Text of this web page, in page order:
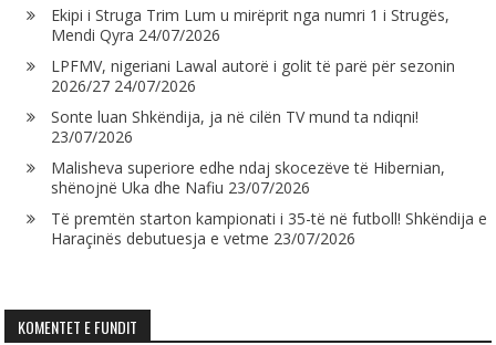
Ekipi i Struga Trim Lum u mirëprit nga numri 1 i Strugës,
Mendi Qyra 24/07/2026
LPFMV, nigeriani Lawal autorë i golit të parë për sezonin
2026/27 24/07/2026
Sonte luan Shkëndija, ja në cilën TV mund ta ndiqni!
23/07/2026
Malisheva superiore edhe ndaj skocezëve të Hibernian,
shënojnë Uka dhe Nafiu 23/07/2026
Të premtën starton kampionati i 35-të në futboll! Shkëndija e
Haraçinës debutuesja e vetme 23/07/2026
KOMENTET E FUNDIT